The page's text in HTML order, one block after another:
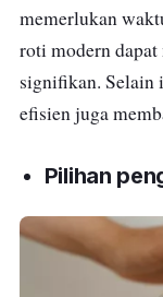
memerlukan
roti modern
signifikan. Selain
efisien juga
Pilihan